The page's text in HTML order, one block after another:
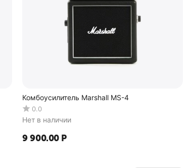
Комбоусилитель Marshall MS-4
0.0
Нет в наличии
9 900.00 Р